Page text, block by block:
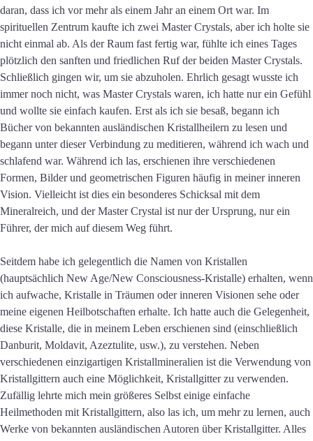
daran, dass ich vor mehr als einem Jahr an einem Ort war. Im
spirituellen Zentrum kaufte ich zwei Master Crystals, aber ich holte sie
nicht einmal ab. Als der Raum fast fertig war, fühlte ich eines Tages
plötzlich den sanften und friedlichen Ruf der beiden Master Crystals.
Schließlich gingen wir, um sie abzuholen. Ehrlich gesagt wusste ich
immer noch nicht, was Master Crystals waren, ich hatte nur ein Gefühl
und wollte sie einfach kaufen. Erst als ich sie besaß, begann ich
Bücher von bekannten ausländischen Kristallheilern zu lesen und
begann unter dieser Verbindung zu meditieren, während ich wach und
schlafend war. Während ich las, erschienen ihre verschiedenen
Formen, Bilder und geometrischen Figuren häufig in meiner inneren
Vision. Vielleicht ist dies ein besonderes Schicksal mit dem
Mineralreich, und der Master Crystal ist nur der Ursprung, nur ein
Führer, der mich auf diesem Weg führt.
Seitdem habe ich gelegentlich die Namen von Kristallen
(hauptsächlich New Age/New Consciousness-Kristalle) erhalten, wenn
ich aufwache, Kristalle in Träumen oder inneren Visionen sehe oder
meine eigenen Heilbotschaften erhalte. Ich hatte auch die Gelegenheit,
diese Kristalle, die in meinem Leben erschienen sind (einschließlich
Danburit, Moldavit, Azeztulite, usw.), zu verstehen. Neben
verschiedenen einzigartigen Kristallmineralien ist die Verwendung von
Kristallgittern auch eine Möglichkeit, Kristallgitter zu verwenden.
Zufällig lehrte mich mein größeres Selbst einige einfache
Heilmethoden mit Kristallgittern, also las ich, um mehr zu lernen, auch
Werke von bekannten ausländischen Autoren über Kristallgitter. Alles